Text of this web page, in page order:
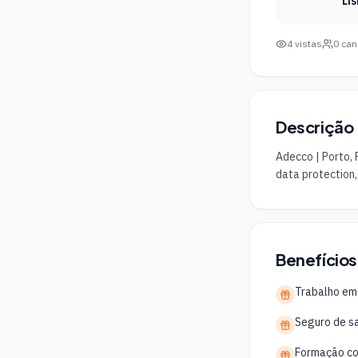
4 vistas 0
Descrição
Adecco | Porto,
data protection,
Benefícios
Trabalho
Seguro de
Formação